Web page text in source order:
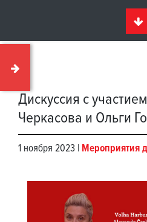
Дискуссия с
Черкасова и Ольги
1 ноября 2023 | Мероприятия